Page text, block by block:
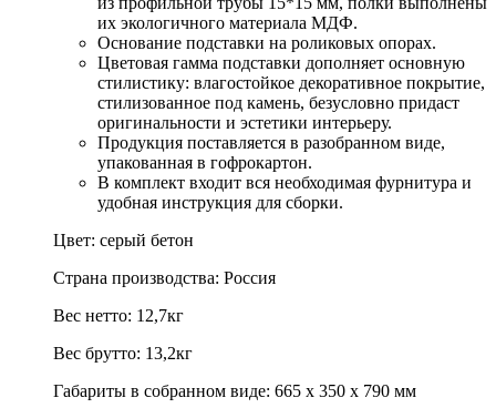
их экологичного материала МДФ.
Основание подставки на роликовых опорах.
Цветовая гамма подставки дополняет основную
стилистику: влагостойкое декоративное покрытие,
стилизованное под камень, безусловно придаст
оригинальности и эстетики интерьеру.
Продукция поставляется в разобранном виде,
упакованная в гофрокартон.
В комплект входит вся необходимая фурнитура и
удобная инструкция для сборки.
Цвет: серый бетон
Страна производства: Россия
Вес нетто: 12,7кг
Вес брутто: 13,2кг
Габариты в собранном виде: 665 х 350 х 790 мм